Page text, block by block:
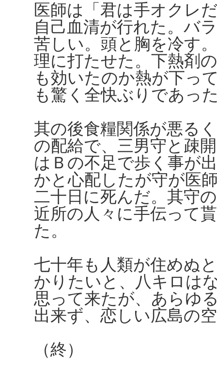
医師は「君は手オクレ
自己血清が行れた。バ
苦しい。頭と胸を冷す
理に打たせた。下熱剤
も効いたのか熱が下っ
も驚く全快ぶりであっ
其の後食糧関係が悪る
の配給で、三男守と疎
はＢの不足で歩く事が
かと心配したが守が医
二十日に死んだ。其守
近所の人々に手伝って
た。
七十年も人類が住めぬ
かりたいと、八キロは
思って来たが、あらゆ
出来ず、恋しい広島の
（終）